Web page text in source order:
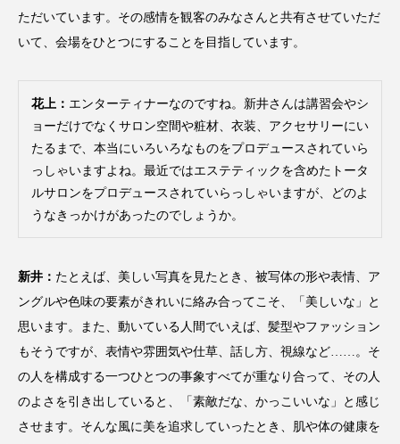
冬 UVケア 冬 美容 習慣
冬スキンケア 冬の乾燥肌 冬の印象美
冬の準備 冬美容 冷え対策
孤独 巡らせるケア 巡りケア 差別化
廃棄ロス 成分 技術経営 技術転用
抗酸化 抗酸化ケア 断食 新商品
ただいています。その感情を観客のみなさんと共有させていただ
いて、会場をひとつにすることを目指しています。
花上： エンターティナーなのですね。新井さんは講習会やシ
ョーだけでなくサロン空間や粧材、衣装、アクセサリーにい
たるまで、本当にいろいろなものをプロデュースされていら
っしゃいますよね。最近ではエステティックを含めたトータ
ルサロンをプロデュースされていらっしゃいますが、どのよ
うなきっかけがあったのでしょうか。
新井： たとえば、美しい写真を見たとき、被写体の形や表情、ア
ングルや色味の要素がきれいに絡み合ってこそ、「美しいな」と
思います。また、動いている人間でいえば、髪型やファッション
もそうですが、表情や雰囲気や仕草、話し方、視線など……。そ
の人を構成する一つひとつの事象すべてが重なり合って、その人
のよさを引き出していると、「素敵だな、かっこいいな」と感じ
させます。そんな風に美を追求していったとき、肌や体の健康を